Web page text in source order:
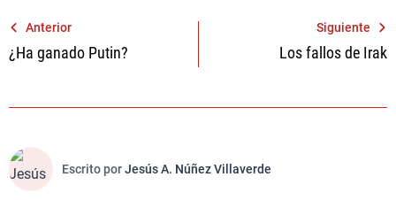
Navegación
de
Anterior
¿Ha ganado Putin?
Siguiente
Los fallos de Irak
Escrito porJesús A. Núñez Villaverde